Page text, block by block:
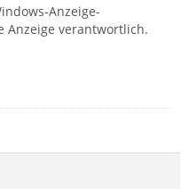
Anzeige-
Anzeige verantwortlich.